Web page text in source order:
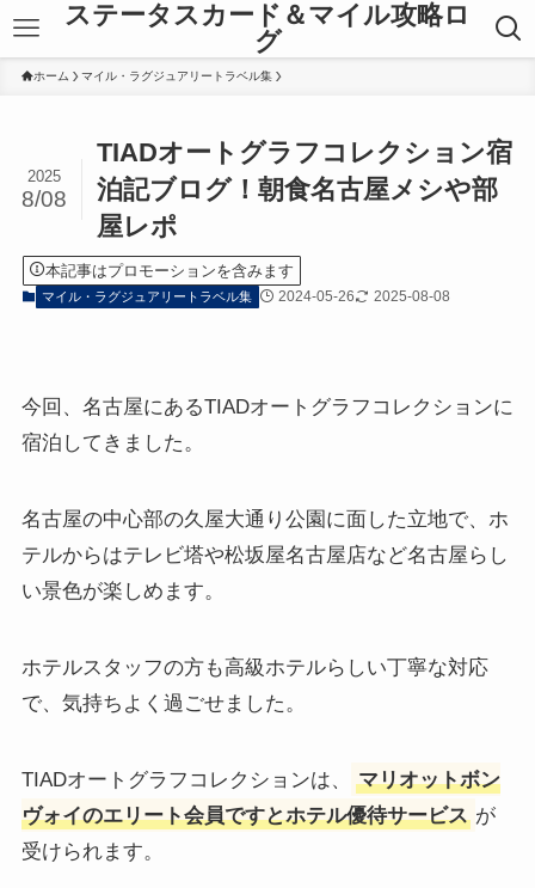
ステータスカード＆マイル攻略ロ
グ
ホーム マイル・ラグジュアリートラベル集
TIADオートグラフコレクション宿
泊記ブログ！朝食名古屋メシや部
屋レポ
2025
8/08
本記事はプロモーションを含みます
マイル・ラグジュアリートラベル集 2024-05-26 2025-08-08
今回、名古屋にあるTIADオートグラフコレクションに
宿泊してきました。
名古屋の中心部の久屋大通り公園に面した立地で、ホ
テルからはテレビ塔や松坂屋名古屋店など名古屋らし
い景色が楽しめます。
ホテルスタッフの方も高級ホテルらしい丁寧な対応
で、気持ちよく過ごせました。
TIADオートグラフコレクションは、
マリオットボン
ヴォイのエリート会員ですとホテル優待サービス が
受けられます。